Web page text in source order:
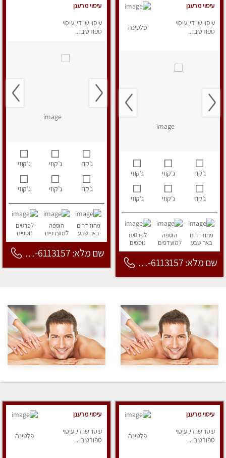
עיסוי מרענן
עיסוי שוודי, עיסוי
ספורטיבי...
פלטינה
ג’קוזי ג’קוזי ג’קוזי
ג’קוזי ג’קוזי ג’קוזי
מחוז דרום
באר שבע
הוספה
למועדפים
לפרטים
נוספים
שם מלא: 053-6113157
עיסוי מרענן
עיסוי שוודי, עיסוי
ספורטיבי...
ג’קוזי ג’קוזי ג’קוזי
ג’קוזי ג’קוזי ג’קוזי
מחוז דרום
באר שבע
הוספה
למועדפים
לפרטים
נוספים
שם מלא: 053-6113157
עיסוי מרענן
עיסוי שוודי, עיסוי
ספורטיבי...
פלטינה
עיסוי מרענן
עיסוי שוודי, עיסוי
ספורטיבי...
פלטינה